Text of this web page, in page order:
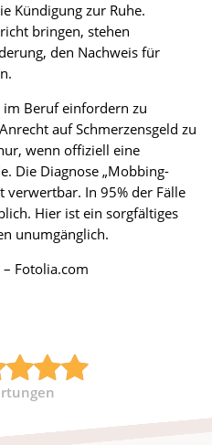
Kündigung zur Ruhe.
bringen, stehen
den Nachweis für
im Beruf einfordern zu
auf Schmerzensgeld zu
wenn offiziell eine
Die Diagnose „Mobbing-
verwertbar. In 95% der Fälle
Hier ist ein sorgfältiges
unumgänglich.
Fotolia.com